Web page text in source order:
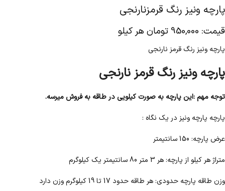
پارچه ونیز رنگ قرمزنارنجی
قیمت: 950,000 تومان هر کیلو
پارچه ونیز رنگ قرمز نارنجی
پارچه ونیز رنگ قرمز نارنجی
توجه مهم :این پارچه به صورت کیلویی در طاقه به فروش میرسه.
پارچه پارچه ونيز در یک نگاه :
عرض پارچه: 150 سانتیمتر
متراژ هر کیلو از پارچه: هر 3 متر 80 سانتیمتر یک کیلوگرم
وزن طاقه پارچه حدودی: هر طاقه حدود 17 تا 19 کیلوگرم وزن دارد